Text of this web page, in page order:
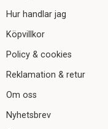
Hur handlar jag
Köpvillkor
Policy & cookies
Reklamation & retur
Om oss
Nyhetsbrev